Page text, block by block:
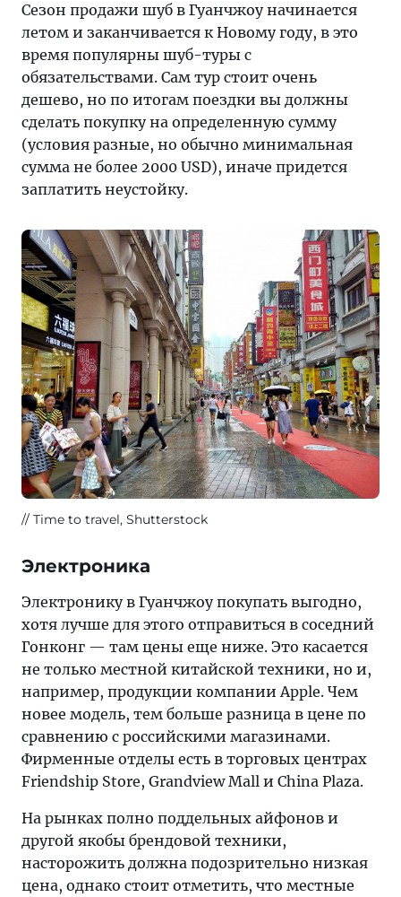
Сезон продажи шуб в Гуанчжоу начинается
летом и заканчивается к Новому году, в это
время популярны шуб-туры с
обязательствами. Сам тур стоит очень
дешево, но по итогам поездки вы должны
сделать покупку на определенную сумму
(условия разные, но обычно минимальная
сумма не более 2000 USD), иначе придется
заплатить неустойку.
Time to travel, Shutterstock
Электроника
Электронику в Гуанчжоу покупать выгодно,
хотя лучше для этого отправиться в соседний
Гонконг — там цены еще ниже. Это касается
не только местной китайской техники, но и,
например, продукции компании Apple. Чем
новее модель, тем больше разница в цене по
сравнению с российскими магазинами.
Фирменные отделы есть в торговых центрах
Friendship Storе, Grandviеw Mall и China Plаza.
На рынках полно поддельных айфонов и
другой якобы брендовой техники,
насторожить должна подозрительно низкая
цена, однако стоит отметить, что местные